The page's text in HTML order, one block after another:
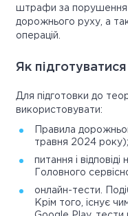
штрафи за порушення
дорожнього руху, а
операцій.
Як
Для підготовки до
використовувати:
Правила
травня 2024 року);
питання і
Головного
онлайн-тести.
Крім того, існує